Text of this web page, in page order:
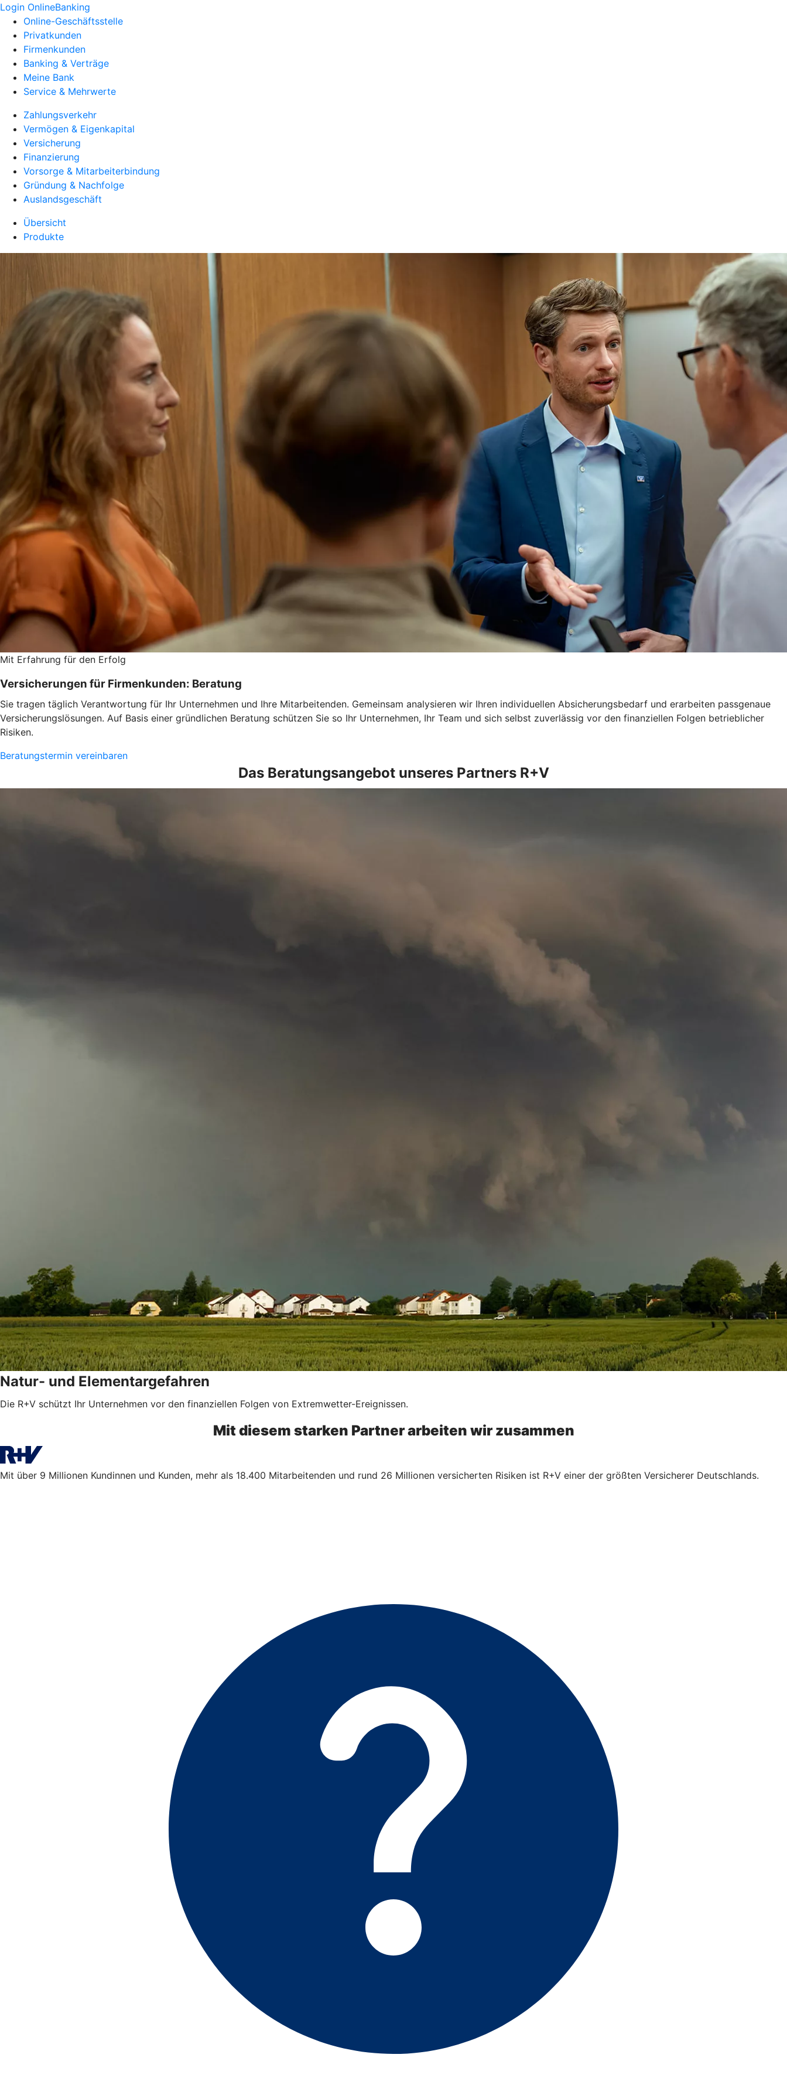
Login OnlineBanking
Online-Geschäftsstelle
Privatkunden
Firmenkunden
Banking & Verträge
Meine Bank
Service & Mehrwerte
Zahlungsverkehr
Vermögen & Eigenkapital
Versicherung
Finanzierung
Vorsorge & Mitarbeiterbindung
Gründung & Nachfolge
Auslandsgeschäft
Übersicht
Produkte
Mit Erfahrung für den Erfolg
Versicherungen für Firmenkunden: Beratung
Sie tragen täglich Verantwortung für Ihr Unternehmen und Ihre Mitarbeitenden. Gemeinsam analysieren wir Ihren individuellen Absicherungsbedarf und erarbeiten passgenaue
Versicherungslösungen. Auf Basis einer gründlichen Beratung schützen Sie so Ihr Unternehmen, Ihr Team und sich selbst zuverlässig vor den finanziellen Folgen betrieblicher
Risiken.
Beratungstermin vereinbaren
Das Beratungsangebot unseres Partners R+V
Natur- und Elementargefahren
Die R+V schützt Ihr Unternehmen vor den finanziellen Folgen von Extremwetter-Ereignissen.
Mit diesem starken Partner arbeiten wir zusammen
Mit über 9 Millionen Kundinnen und Kunden, mehr als 18.400 Mitarbeitenden und rund 26 Millionen versicherten Risiken ist R+V einer der größten Versicherer Deutschlands.